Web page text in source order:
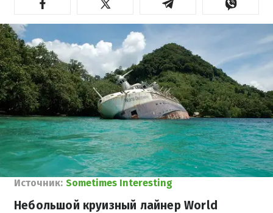
Источник: Sometimes Interesting
Небольшой круизный лайнер World